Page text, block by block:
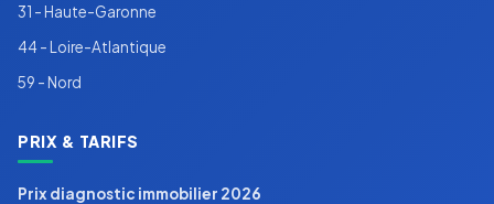
31 - Haute-Garonne
44 - Loire-Atlantique
59 - Nord
PRIX & TARIFS
Prix diagnostic immobilier 2026